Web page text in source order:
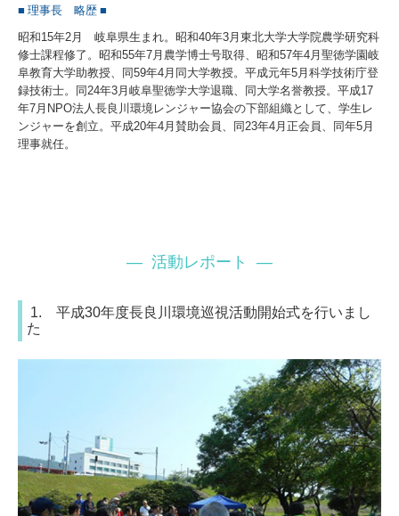
■ 理事長 略歴 ■
昭和15年2月 岐阜県生まれ。昭和40年3月東北大学大学院農学研究科
修士課程修了。昭和55年7月農学博士号取得、昭和57年4月聖徳学園岐
阜教育大学助教授、同59年4月同大学教授。平成元年5月科学技術庁登
録技術士。同24年3月岐阜聖徳学大学退職、同大学名誉教授。平成17
年7月NPO法人長良川環境レンジャー協会の下部組織として、学生レ
ンジャーを創立。平成20年4月賛助会員、同23年4月正会員、同年5月
理事就任。
― 活動レポート ―
1. 平成30年度長良川環境巡視活動開始式を行いまし
た